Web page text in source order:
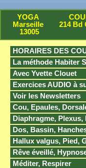
YOGA
Marseille
13005
214 Bd
HORAIRES DES
La méthode Habiter
Avec Yvette Clouet
Exercices AUDIO à
Voir les Newsletters
Cou, Epaules,
Diaphragme, Plexus,
Dos, Bassin,
Hallux valgus, Pied,
Rêve éveillé,
Méditer, Respirer